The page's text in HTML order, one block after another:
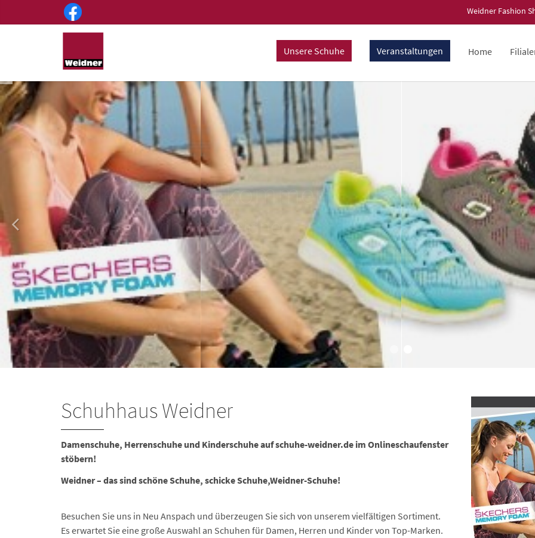
Weidner Fashion
Unsere Schuhe Veranstaltungen Home
Schuhhaus Weidner
Damenschuhe, Herrenschuhe und Kinderschuhe auf schuhe-weidner.de im Onlineschaufenster
stöbern!
Weidner – das sind schöne Schuhe, schicke Schuhe,Weidner-Schuhe!
Besuchen Sie uns in Neu Anspach und überzeugen Sie sich von unserem vielfältigen Sortiment.
Es erwartet Sie eine große Auswahl an Schuhen für Damen, Herren und Kinder von Top-Marken.